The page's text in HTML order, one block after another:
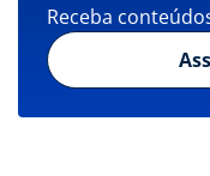
Receba